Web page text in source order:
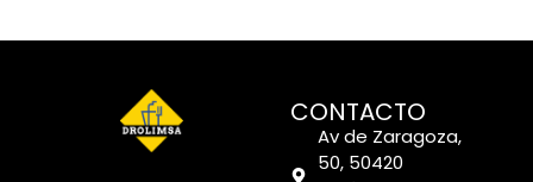
CONTACTO
Av de Zaragoza,
50, 50420